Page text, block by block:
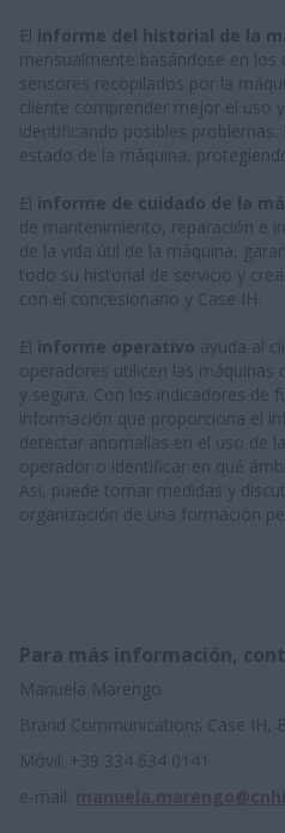
El informe del historial de la
mensualmente basándose en
sensores recopilados por la
cliente comprender mejor el uso
identificando posibles
estado de la máquina,
El informe de cuidado de la
de mantenimiento, reparación e
de la vida útil de la máquina,
todo su historial de servicio y
con el concesionario y Case IH.
El informe operativo ayuda al
operadores utilicen las máquinas
y segura. Con los indicadores de
información que proporciona el
detectar anomalías en el uso de
operador o identificar en qué
Así, puede tomar medidas y
organización de una formación
Para más información,
Manuela Marengo
Brand Communications Case IH,
Móvil: +39 334 634 0141
e-mail: